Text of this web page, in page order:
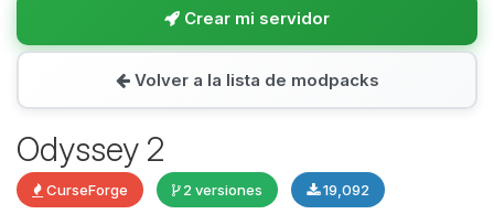
Crear mi servidor
Volver a la lista de modpacks
Odyssey 2
CurseForge 2 versiones 19,092